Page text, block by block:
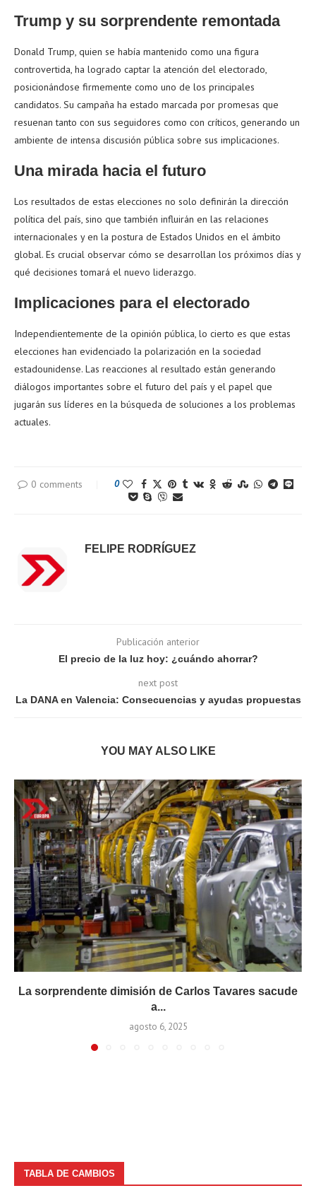
Trump y su sorprendente remontada
Donald Trump, quien se había mantenido como una figura
controvertida, ha logrado captar la atención del electorado,
posicionándose firmemente como uno de los principales
candidatos. Su campaña ha estado marcada por promesas que
resuenan tanto con sus seguidores como con críticos, generando un
ambiente de intensa discusión pública sobre sus implicaciones.
Una mirada hacia el futuro
Los resultados de estas elecciones no solo definirán la dirección
política del país, sino que también influirán en las relaciones
internacionales y en la postura de Estados Unidos en el ámbito
global. Es crucial observar cómo se desarrollan los próximos días y
qué decisiones tomará el nuevo liderazgo.
Implicaciones para el electorado
Independientemente de la opinión pública, lo cierto es que estas
elecciones han evidenciado la polarización en la sociedad
estadounidense. Las reacciones al resultado están generando
diálogos importantes sobre el futuro del país y el papel que
jugarán sus líderes en la búsqueda de soluciones a los problemas
actuales.
0 comments 0
FELIPE RODRÍGUEZ
Publicación anterior
El precio de la luz hoy: ¿cuándo ahorrar?
next post
La DANA en Valencia: Consecuencias y ayudas propuestas
YOU MAY ALSO LIKE
La sorprendente dimisión de Carlos Tavares sacude
a...
agosto 6, 2025
TABLA DE CAMBIOS